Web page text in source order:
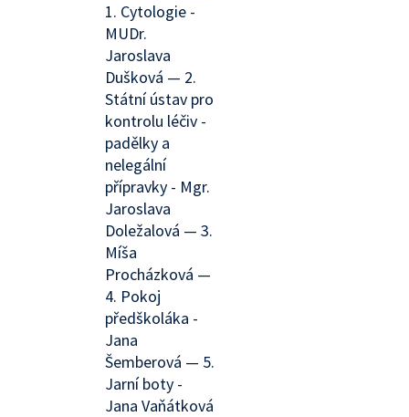
1. Cytologie -
MUDr.
Jaroslava
Dušková — 2.
Státní ústav pro
kontrolu léčiv -
padělky a
nelegální
přípravky - Mgr.
Jaroslava
Doležalová — 3.
Míša
Procházková —
4. Pokoj
předškoláka -
Jana
Šemberová — 5.
Jarní boty -
Jana Vaňátková